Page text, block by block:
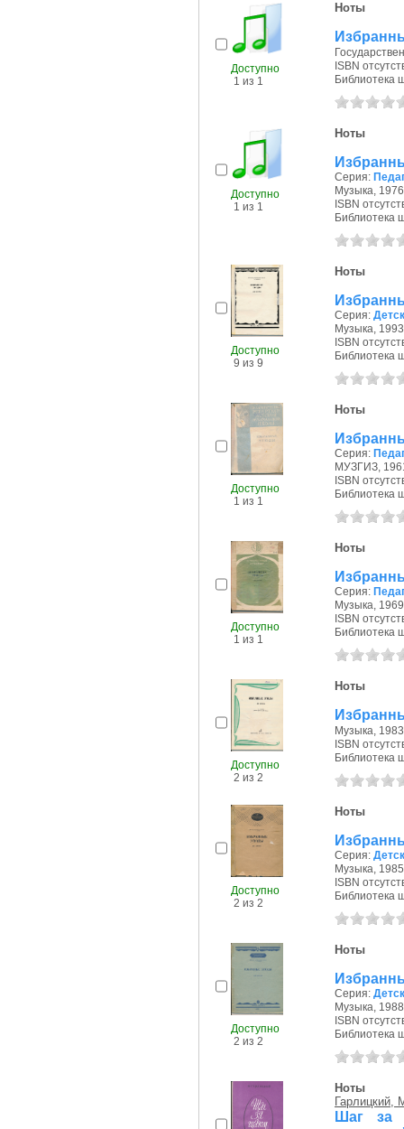
Доступно
1 из 1
Ноты
ISBN
Библиотека
Доступно
1 из 1
Ноты
Серия:
Музыка, 1976
ISBN
Библиотека
Доступно
9 из 9
Ноты
Серия:
Музыка, 1993
ISBN
Библиотека
Доступно
1 из 1
Ноты
Серия:
МУЗГИЗ,
ISBN
Библиотека
Доступно
1 из 1
Ноты
Серия:
Музыка, 1969
ISBN
Библиотека
Доступно
2 из 2
Ноты
Музыка, 1983
ISBN
Библиотека
Доступно
2 из 2
Ноты
Серия:
Музыка, 1985
ISBN
Библиотека
Доступно
2 из 2
Ноты
Серия:
Музыка, 1988
ISBN
Библиотека
Ноты
Гарлицкий,
Шаг за